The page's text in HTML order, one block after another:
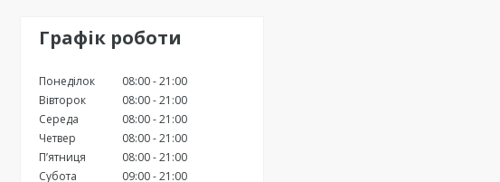
Графік роботи
Понеділок 08:00 21:00
Вівторок
08:00 21:00
Середа
08:00 21:00
Четвер
08:00 21:00
Пʼятниця
08:00 21:00
Субота
09:00 21:00